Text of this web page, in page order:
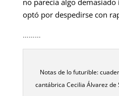
optó por despedirse con
………
Notas de lo futurible:
cantábrica Cecilia Álvarez de